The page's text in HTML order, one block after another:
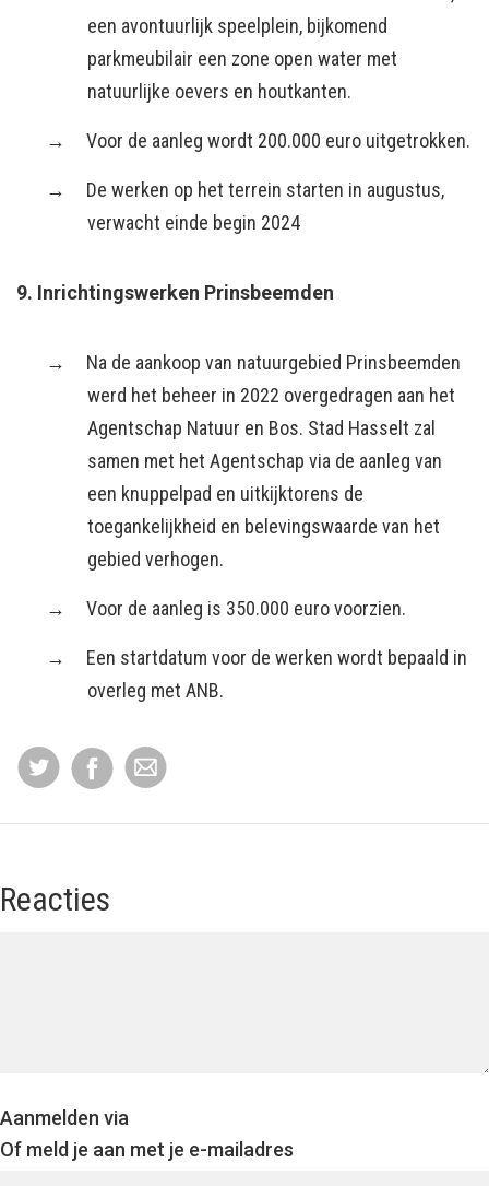
een avontuurlijk speelplein, bijkomend
parkmeubilair een zone open water met
natuurlijke oevers en houtkanten.
Voor de aanleg wordt 200.000 euro uitgetrokken.
De werken op het terrein starten in augustus,
verwacht einde begin 2024
9. Inrichtingswerken Prinsbeemden
Na de aankoop van natuurgebied Prinsbeemden
werd het beheer in 2022 overgedragen aan het
Agentschap Natuur en Bos. Stad Hasselt zal
samen met het Agentschap via de aanleg van
een knuppelpad en uitkijktorens de
toegankelijkheid en belevingswaarde van het
gebied verhogen.
Voor de aanleg is 350.000 euro voorzien.
Een startdatum voor de werken wordt bepaald in
overleg met ANB.
Reacties
Aanmelden via
Of meld je aan met je e-mailadres